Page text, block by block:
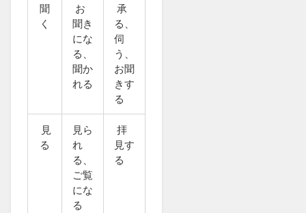
聞
く
お
聞き
にな
る、
聞か
れる
承
る、
伺
う、
お聞
きす
る
見
る
見ら
れ
る、
ご覧
にな
る
拝
見す
る